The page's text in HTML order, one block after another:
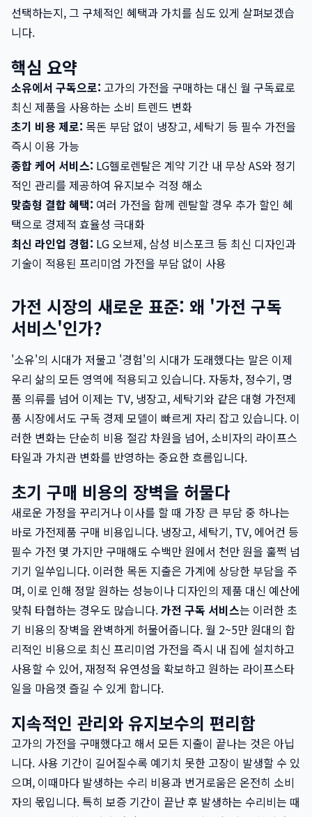
선택하는지, 그 구체적인 혜택과 가치를 심도 있게 살펴보겠습
니다.
핵심 요약
소유에서 구독으로: 고가의 가전을 구매하는 대신 월 구독료로
최신 제품을 사용하는 소비 트렌드 변화
초기 비용 제로: 목돈 부담 없이 냉장고, 세탁기 등 필수 가전을
즉시 이용 가능
종합 케어 서비스: LG헬로렌탈은 계약 기간 내 무상 AS와 정기
적인 관리를 제공하여 유지보수 걱정 해소
맞춤형 결합 혜택: 여러 가전을 함께 렌탈할 경우 추가 할인 혜
택으로 경제적 효율성 극대화
최신 라인업 경험: LG 오브제, 삼성 비스포크 등 최신 디자인과
기술이 적용된 프리미엄 가전을 부담 없이 사용
가전 시장의 새로운 표준: 왜 '가전 구독
서비스'인가?
'소유'의 시대가 저물고 '경험'의 시대가 도래했다는 말은 이제
우리 삶의 모든 영역에 적용되고 있습니다. 자동차, 정수기, 명
품 의류를 넘어 이제는 TV, 냉장고, 세탁기와 같은 대형 가전제
품 시장에서도 구독 경제 모델이 빠르게 자리 잡고 있습니다. 이
러한 변화는 단순히 비용 절감 차원을 넘어, 소비자의 라이프스
타일과 가치관 변화를 반영하는 중요한 흐름입니다.
초기 구매 비용의 장벽을 허물다
새로운 가정을 꾸리거나 이사를 할 때 가장 큰 부담 중 하나는
바로 가전제품 구매 비용입니다. 냉장고, 세탁기, TV, 에어컨 등
필수 가전 몇 가지만 구매해도 수백만 원에서 천만 원을 훌쩍 넘
기기 일쑤입니다. 이러한 목돈 지출은 가계에 상당한 부담을 주
며, 이로 인해 정말 원하는 성능이나 디자인의 제품 대신 예산에
맞춰 타협하는 경우도 많습니다.가전 구독 서비스는 이러한 초
기 비용의 장벽을 완벽하게 허물어줍니다. 월 2~5만 원대의 합
리적인 비용으로 최신 프리미엄 가전을 즉시 내 집에 설치하고
사용할 수 있어, 재정적 유연성을 확보하고 원하는 라이프스타
일을 마음껏 즐길 수 있게 합니다.
지속적인 관리와 유지보수의 편리함
고가의 가전을 구매했다고 해서 모든 지출이 끝나는 것은 아닙
니다. 사용 기간이 길어질수록 예기치 못한 고장이 발생할 수 있
으며, 이때마다 발생하는 수리 비용과 번거로움은 온전히 소비
자의 몫입니다. 특히 보증 기간이 끝난 후 발생하는 수리비는 때